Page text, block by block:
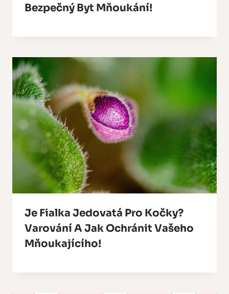
Bezpečný Byt Mňoukání!
Je Fialka Jedovatá Pro Kočky?
Varování A Jak Ochránit Vašeho
Mňoukajícího!